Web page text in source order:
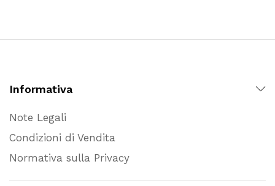
Informativa
Note Legali
Condizioni di Vendita
Normativa sulla Privacy